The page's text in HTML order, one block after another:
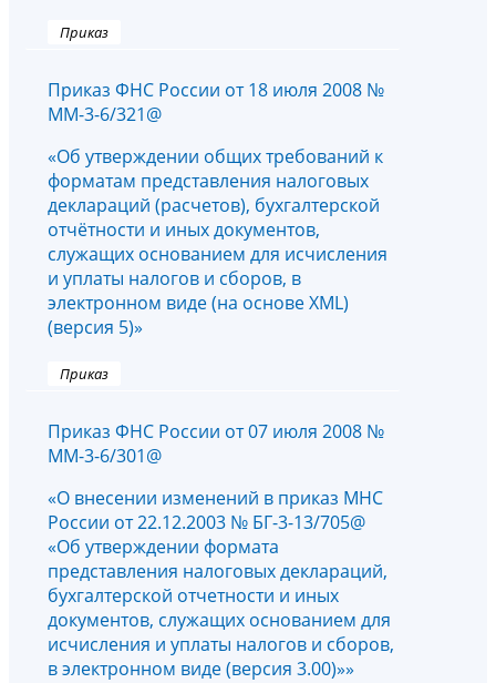
Приказ
Приказ ФНС России от 18 июля 2008 №
ММ-3-6/321@
«Об утверждении общих требований к
форматам представления налоговых
деклараций (расчетов), бухгалтерской
отчётности и иных документов,
служащих основанием для исчисления
и уплаты налогов и сборов, в
электронном виде (на основе XML)
(версия 5)»
Приказ
Приказ ФНС России от 07 июля 2008 №
ММ-3-6/301@
«О внесении изменений в приказ МНС
России от 22.12.2003 № БГ-3-13/705@
«Об утверждении формата
представления налоговых деклараций,
бухгалтерской отчетности и иных
документов, служащих основанием для
исчисления и уплаты налогов и сборов,
в электронном виде (версия 3.00)»»